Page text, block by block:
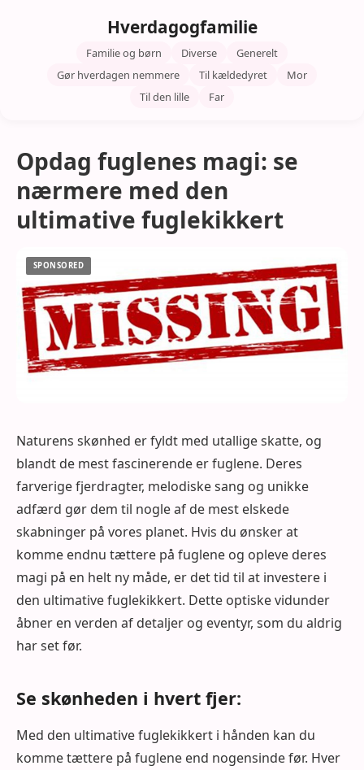
Hverdagogfamilie
Familie og børn Diverse
Generelt
Gør hverdagen nemmere
Til kældedyret
Mor
Til den lille
Far
Opdag fuglenes magi: se
nærmere med den
ultimative fuglekikkert
Naturens skønhed er fyldt med utallige skatte, og
blandt de mest fascinerende er fuglene. Deres
farverige fjerdragter, melodiske sang og unikke
adfærd gør dem til nogle af de mest elskede
skabninger på vores planet. Hvis du ønsker at
komme endnu tættere på fuglene og opleve deres
magi på en helt ny måde, er det tid til at investere i
den ultimative fuglekikkert. Dette optiske vidunder
åbner en verden af detaljer og eventyr, som du aldrig
har set før.
Se skønheden i hvert fjer:
Med den ultimative fuglekikkert i hånden kan du
komme tættere på fuglene end nogensinde før. Hver